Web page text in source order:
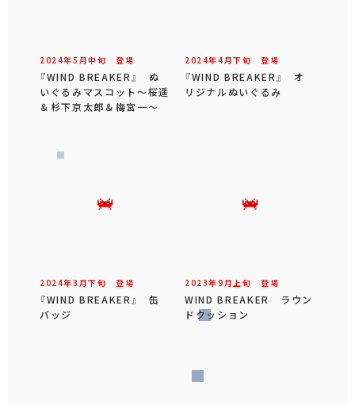
2024年5 月中旬 登場
『WIND BREAKER』 ぬ
いぐるみマスコット～桜遥
＆杉下京太郎＆梅宮一～
2024年4 月下旬 登場
『WIND BREAKER』 オ
リジナルぬいぐるみ
2024年3 月下旬 登場
『WIND BREAKER』 缶
バッジ
2023年9 月 上旬 登場
WIND BREAKER ラウン
ドクッション